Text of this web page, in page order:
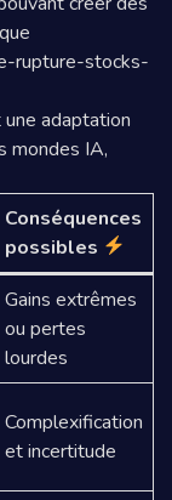
rupture-stocks-
une adaptation
mondes IA,
Conséquences
possibles
Gains extrêmes
ou pertes
lourdes
Complexification
et incertitude